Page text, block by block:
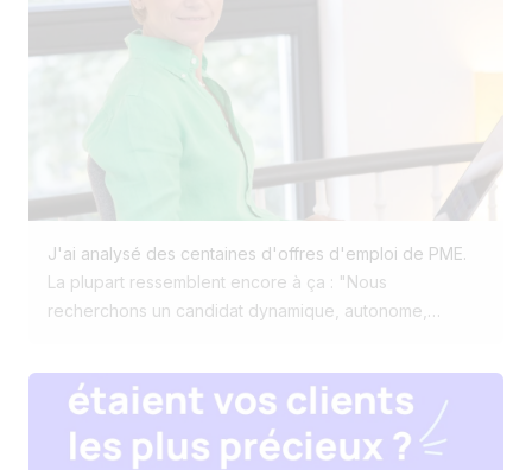
recruter sans recruteur. Pas pour remplacer les RH. Pas
pour automatiser les relations humaines. Mais bien pour
retrouver du temps. On vend l'IA comme une machine
capable de remplacer l'humain. Sur le terrain, j'observe
exactement l'inverse. Les recruteurs sont noyés sous
les tâches administratives. Ce qu'ils veulent, c'est
moins d'encodage. Moins de clics. Moins de gestion. Et
plus de conversations. Plus d'écoute. Plus de
héros du recrutement. Le héros, c'est le recruteur. La
technologie doit simplement lui permettre de faire ce
qu'il fait de mieux : créer des connexions humaines.
J'ai analysé des centaines d'offres d'emploi de PME.
La plupart ressemblent encore à ça : "Nous
recherchons un candidat dynamique, autonome,
Aujourd'hui, les meilleures offres répondent à 3
questions : • Pourquoi vous ? • Pourquoi ce job ? •
Pourquoi maintenant ? Et je rajouterais un bonus : Notre